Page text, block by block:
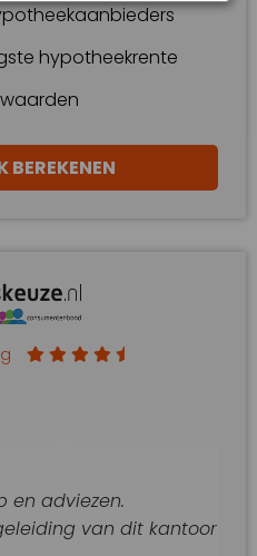
hypotheekrente
BEREKENEN
adviezen.
van dit kantoor